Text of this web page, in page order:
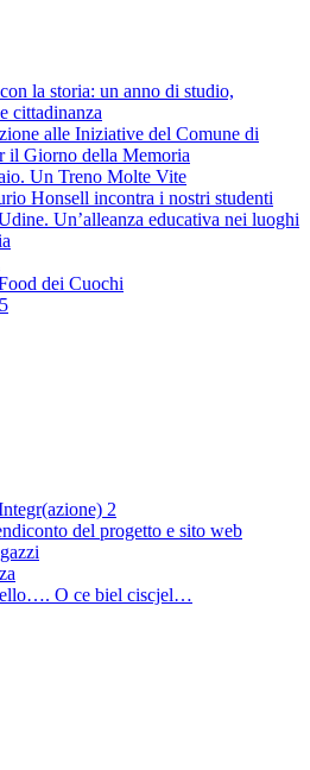
la storia: un anno di studio,
cittadinanza
alle Iniziative del Comune di
il Giorno della Memoria
Un Treno Molte Vite
Honsell incontra i nostri studenti
Un’alleanza educativa nei luoghi
dei Cuochi
2
del progetto e sito web
O ce biel ciscjel…